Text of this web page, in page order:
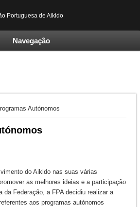
Portuguesa de Aikido
Navegação
Autónomos
do Aikido nas suas várias
as melhores ideias e a participação
da Federação, a FPA decidiu realizar a
aos programas autónomos